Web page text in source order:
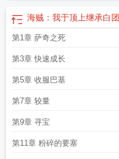
海贼：我于顶上继承白团
第1章 萨奇之死
第3章 快速成长
第5章 收服巴基
第7章 较量
第9章 寻宝
第11章 粉碎的要塞